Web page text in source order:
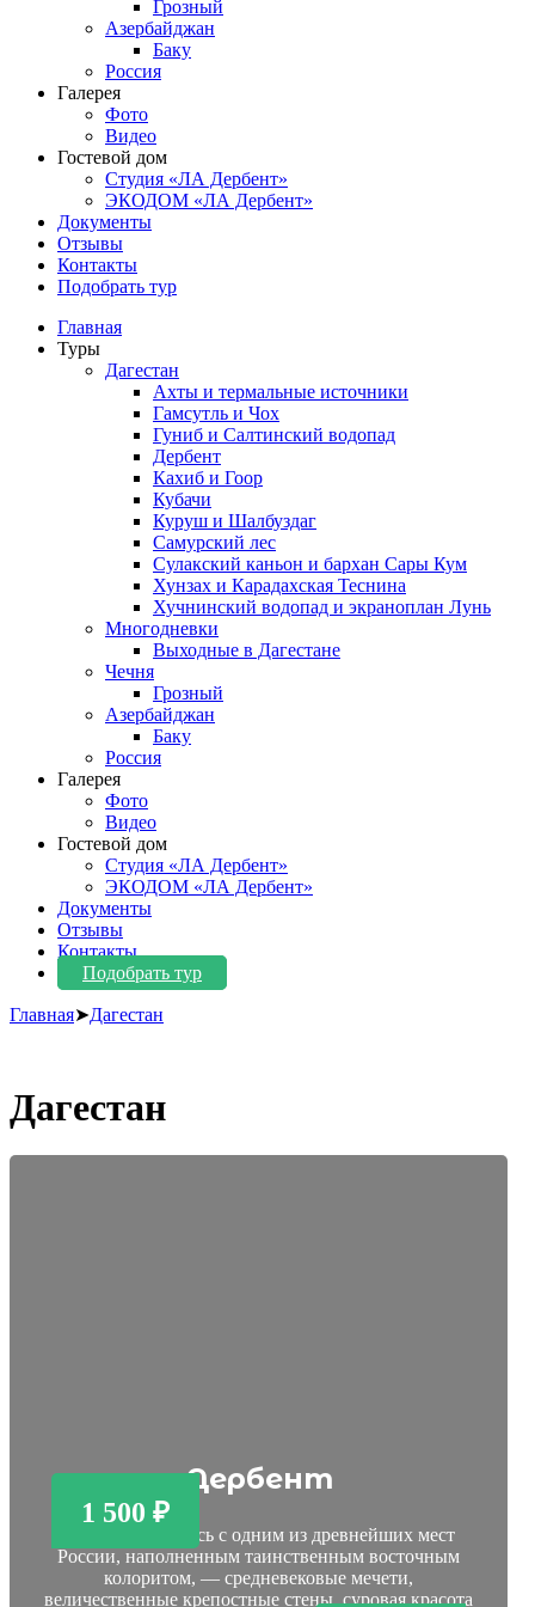
Грозный
Азербайджан
Баку
Россия
Галерея
Фото
Видео
Гостевой дом
Студия «ЛА Дербент»
ЭКОДОМ «ЛА Дербент»
Документы
Отзывы
Контакты
Подобрать тур
Главная
Туры
Дагестан
Ахты и термальные источники
Гамсутль и Чох
Гуниб и Салтинский водопад
Дербент
Кахиб и Гоор
Кубачи
Куруш и Шалбуздаг
Самурский лес
Сулакский каньон и бархан Сары Кум
Хунзах и Карадахская Теснина
Хучнинский водопад и экраноплан Лунь
Многодневки
Выходные в Дагестане
Чечня
Грозный
Азербайджан
Баку
Россия
Галерея
Фото
Видео
Гостевой дом
Студия «ЛА Дербент»
ЭКОДОМ «ЛА Дербент»
Документы
Отзывы
Контакты
Подобрать тур
Главная➤Дагестан
Дагестан
1 500 ₽
Дербент
Вы познакомитесь с одним из древнейших мест
России, наполненным таинственным восточным
колоритом, — средневековые мечети,
величественные крепостные стены, суровая красота